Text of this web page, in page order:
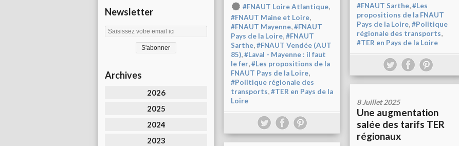
Newsletter
Archives
2026
2025
2024
2023
#FNAUT Loire Atlantique,
#FNAUT Maine et Loire,
#FNAUT Mayenne,#FNAUT
Pays de la Loire,#FNAUT
Sarthe,#FNAUT Vendée (AUT
85),#Laval - Mayenne : il faut
le fer,#Les propositions de la
FNAUT Pays de la Loire,
#Politique régionale des
transports,#TER en Pays de la
Loire
#FNAUT Sarthe,#Les
propositions de la FNAUT
Pays de la Loire,#Politique
régionale des transports,
#TER en Pays de la Loire
8 Juillet 2025
Une augmentation
salée des tarifs TER
régionaux